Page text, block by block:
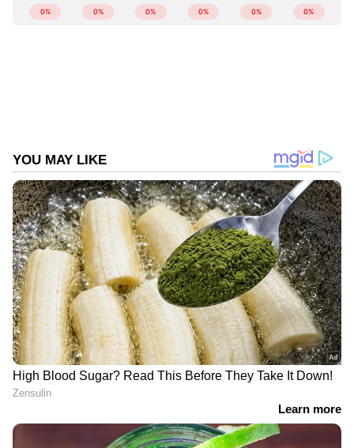
മന്ത്രിയായി. 2020ൽ മമതയുമായി തെറ്റി
ബിജെപിയിൽ ചേർന്നു. 2021ൽ നന്ദിഗ്രാമിൽ
മമത ബാനർജിയെ പരാജയപ്പെടുത്തി. കഴിഞ്ഞ
അഞ്ചു കൊല്ലം പ്രതിപക്ഷ നേതാവായിരുന്നു.
2026ൽ നന്ദിഗ്രാമിൽ നിന്നും ഭവാനിപൂരിൽ
നിന്നും വിജയിച്ചു.